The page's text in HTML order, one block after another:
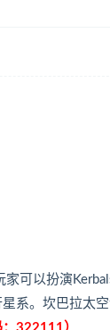
家可以扮演
系。坎巴拉太